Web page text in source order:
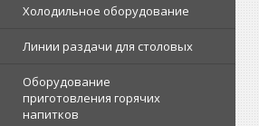
Холодильное оборудование
Линии раздачи для столовых
Оборудование
приготовления горячих
напитков